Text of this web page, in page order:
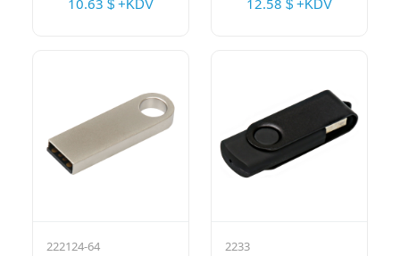
$ +KDV $ +KDV
222124-64
2233